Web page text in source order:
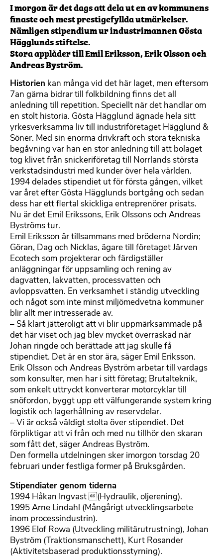
I morgon är det dags att dela ut en av kommunens
finaste och mest prestigefyllda utmärkelser.
Nämligen stipendium ur industrimannen Gösta
Hägglunds stiftelse.
Stora applåder till Emil Eriksson, Erik Olsson och
Andreas Byström.
Historien kan många vid det här laget, men eftersom
7an gärna bidrar till folkbildning finns det all
anledning till repetition. Speciellt när det handlar om
en stolt historia. Gösta Hägglund ägnade hela sitt
yrkesverksamma liv till industriföretaget Hägglund &
Söner. Med sin enorma drivkraft och stora tekniska
begåvning var han en stor anledning till att bolaget
tog klivet från snickeriföretag till Norrlands största
verkstadsindustri med kunder över hela världen.
1994 delades stipendiet ut för första gången, vilket
var året efter Gösta Hägglunds bortgång och sedan
dess har ett flertal skickliga entreprenörer prisats.
Nu är det Emil Erikssons, Erik Olssons och Andreas
Byströms tur.
Emil Eriksson är tillsammans med bröderna Nordin;
Göran, Dag och Nicklas, ägare till företaget Järven
Ecotech som projekterar och färdigställer
anläggningar för uppsamling och rening av
dagvatten, lakvatten, processvatten och
avloppsvatten. En verksamhet i ständig utveckling
och något som inte minst miljömedvetna kommuner
blir allt mer intresserade av.
­– Så klart jätteroligt att vi blir uppmärksammade på
det här viset och jag blev mycket överraskad när
Johan ringde och berättade att jag skulle få
stipendiet. Det är en stor ära, säger Emil Eriksson.
Erik Olsson och Andreas Byström arbetar till vardags
som konsulter, men har i sitt företag; Brutalteknik,
som enkelt uttryckt konverterar motorcyklar till
snöfordon, byggt upp ett välfungerande system kring
logistik och lagerhållning av reservdelar.
– Vi är också väldigt stolta över stipendiet. Det
förpliktigar att vi från och med nu tillhör den skaran
som fått det, säger Andreas Byström.
Den formella utdelningen sker imorgon torsdag 20
februari under festliga former på Bruksgården.
Stipendiater genom tiderna
1994 Håkan Ingvast (Hydraulik, oljerening).
1995 Arne Lindahl (Mångårigt utvecklingsarbete
inom processindustrin).
1996 Elof Rowa (Utveckling militärutrustning), Johan
Byström (Traktionsmanschett), Kurt Rosander
(Aktivitetsbaserad produktionsstyrning).